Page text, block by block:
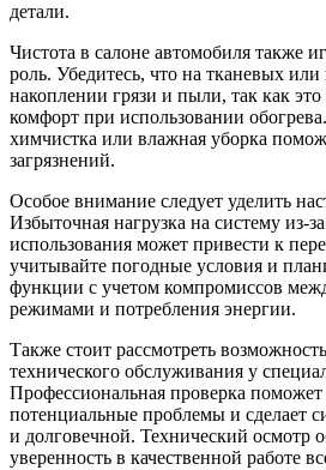
детали.
Чистота в салоне автомобиля также
роль. Убедитесь, что на тканевых
накоплении грязи и пыли, так как
комфорт при использовании
химчистка или влажная уборка
загрязнений.
Особое внимание следует уделить
Избыточная нагрузка на систему из-
использования может привести к
учитывайте погодные условия и
функции с учетом компромиссов
режимами и потребления энергии.
Также стоит рассмотреть
технического обслуживания у
Профессиональная проверка
потенциальные проблемы и сделает
и долговечной. Технический осмотр
уверенность в качественной работе